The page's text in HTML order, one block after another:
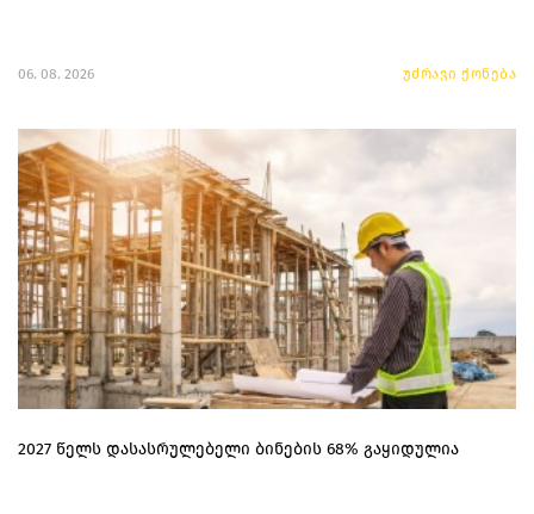
06. 08. 2026 უძრავი ქონება
2027 წელს დასასრულებელი ბინების 68% გაყიდულია